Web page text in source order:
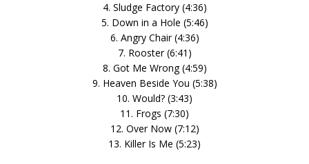
4. Sludge Factory (4:36)
5. Down in a Hole (5:46)
6. Angry Chair (4:36)
7. Rooster (6:41)
8. Got Me Wrong (4:59)
9. Heaven Beside You (5:38)
10. Would? (3:43)
11. Frogs (7:30)
12. Over Now (7:12)
13. Killer Is Me (5:23)